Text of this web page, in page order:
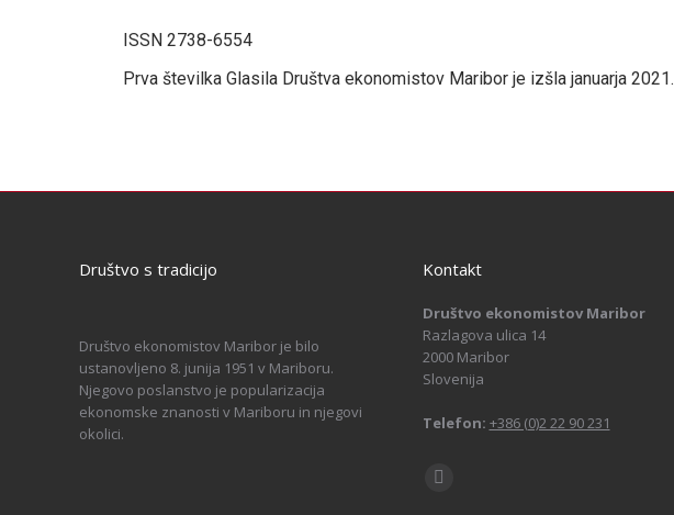
ISSN 2738-6554
Prva številka Glasila Društva ekonomistov Maribor je izšla januarja 2021.
Društvo s tradicijo
Društvo ekonomistov Maribor je bilo
ustanovljeno 8. junija 1951 v Mariboru.
Njegovo poslanstvo je popularizacija
ekonomske znanosti v Mariboru in njegovi
okolici.
Kontakt
Društvo ekonomistov Maribor
Razlagova ulica 14
2000 Maribor
Slovenija
Telefon: +386 (0)2 22 90 231
Find us on: